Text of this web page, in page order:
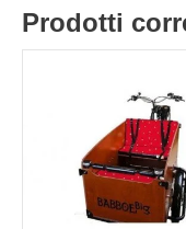
Prodotti